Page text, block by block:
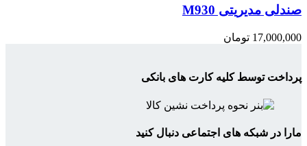
صندلی مدیریتی M930
17,000,000 تومان
پرداخت توسط کلیه کارت های بانکی
مارا در شبکه های اجتماعی دنبال کنید